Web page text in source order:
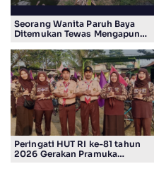
Seorang Wanita Paruh Baya
Ditemukan Tewas Mengapung
Peringati HUT RI ke-81 tahun
2026 Gerakan Pramuka